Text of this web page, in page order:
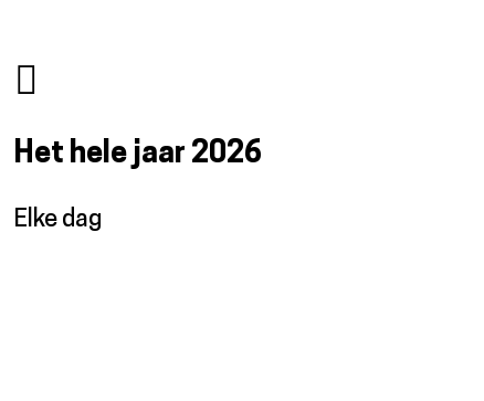
Het hele jaar 2026
Elke dag